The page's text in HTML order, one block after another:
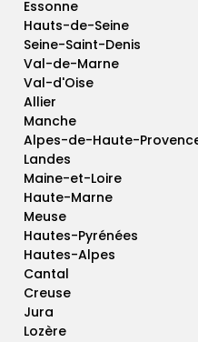
Essonne
Hauts-de-Seine
Seine-Saint-Denis
Val-de-Marne
Val-d'Oise
Allier
Manche
Alpes-de-Haute-
Landes
Maine-et-Loire
Haute-Marne
Meuse
Hautes-Pyrénées
Hautes-Alpes
Cantal
Creuse
Jura
Lozère